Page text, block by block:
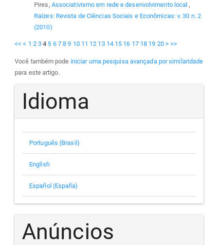
Pires, Associativismo em rede e desenvolvimento local ,
Raízes: Revista de Ciências Sociais e Econômicas: v. 30 n. 2
(2010)
<< < 1 2 3 4 5 6 7 8 9 10 11 12 13 14 15 16 17 18 19 20 > >>
Você também pode iniciar uma pesquisa avançada por similaridade
para este artigo.
Idioma
Português (Brasil)
English
Español (España)
Anúncios